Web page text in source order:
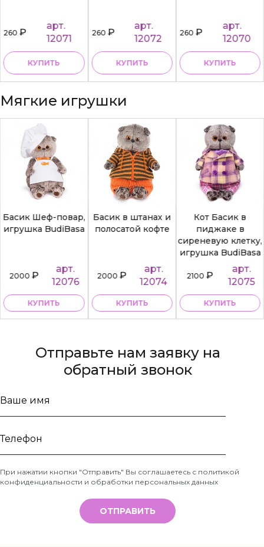
260₽
арт.
12071
КУПИТЬ
260₽
арт.
12072
КУПИТЬ
260₽
арт.
12070
КУПИТЬ
Мягкие игрушки
Басик Шеф-повар,
игрушка BudiBasa
2000₽
арт.
12076
КУПИТЬ
Басик в штанах и
полосатой кофте
2000₽
арт.
12074
КУПИТЬ
Кот Басик в
пиджаке в
сиреневую клетку,
игрушка BudiBasa
2100₽
арт.
12075
КУПИТЬ
Отправьте нам заявку на
обратный звонок
Ваше
Телефон
*
При нажатии кнопки "Отправить" Вы соглашаетесь с политикой
конфиденциальности и обработки персональных данных
ОТПРАВИТЬ